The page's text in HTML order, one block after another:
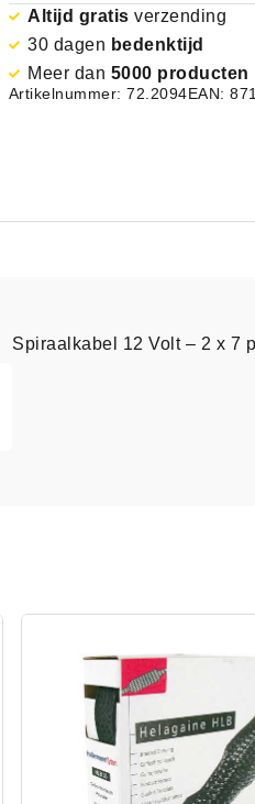
Altijd gratis verzending
30 dagen bedenktijd
Meer dan 5000 producten
Artikelnummer: 72.2094EAN:
Spiraalkabel 12 Volt – 2 x 7